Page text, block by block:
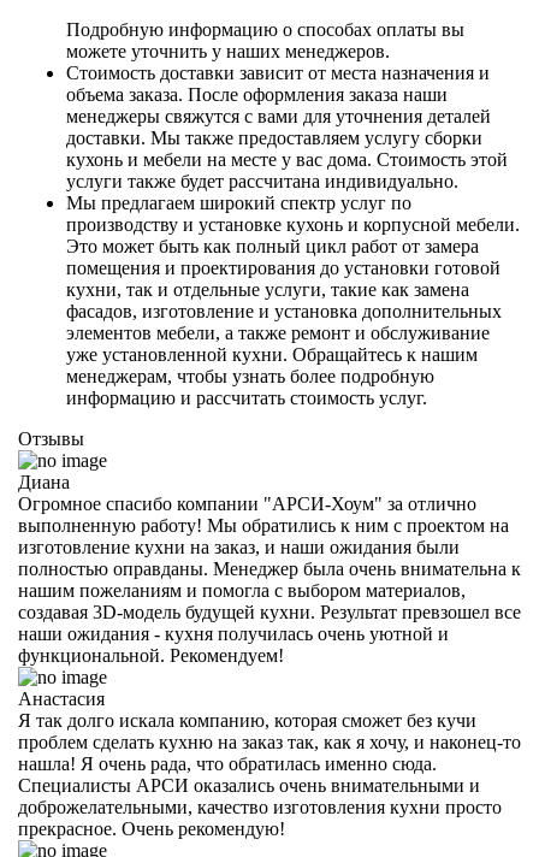
Подробную информацию о способах оплаты вы
можете уточнить у наших менеджеров.
Стоимость доставки зависит от места назначения и
объема заказа. После оформления заказа наши
менеджеры свяжутся с вами для уточнения деталей
доставки. Мы также предоставляем услугу сборки
кухонь и мебели на месте у вас дома. Стоимость этой
услуги также будет рассчитана индивидуально.
Мы предлагаем широкий спектр услуг по
производству и установке кухонь и корпусной мебели.
Это может быть как полный цикл работ от замера
помещения и проектирования до установки готовой
кухни, так и отдельные услуги, такие как замена
фасадов, изготовление и установка дополнительных
элементов мебели, а также ремонт и обслуживание
уже установленной кухни. Обращайтесь к нашим
менеджерам, чтобы узнать более подробную
информацию и рассчитать стоимость услуг.
Отзывы
Диана
Огромное спасибо компании "АРСИ-Хоум" за отлично
выполненную работу! Мы обратились к ним с проектом на
изготовление кухни на заказ, и наши ожидания были
полностью оправданы. Менеджер была очень внимательна к
нашим пожеланиям и помогла с выбором материалов,
создавая 3D-модель будущей кухни. Результат превзошел все
наши ожидания - кухня получилась очень уютной и
функциональной. Рекомендуем!
Анастасия
Я так долго искала компанию, которая сможет без кучи
проблем сделать кухню на заказ так, как я хочу, и наконец-то
нашла! Я очень рада, что обратилась именно сюда.
Специалисты АРСИ оказались очень внимательными и
доброжелательными, качество изготовления кухни просто
прекрасное. Очень рекомендую!